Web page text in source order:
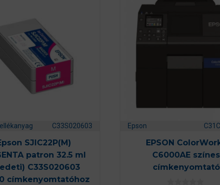
C33S020603
SJIC22P(M)
patron 32.5 ml
C33S020603
címkenyomtatóhoz
Epson
EPSON
C6000AE színes
címkenyomtató